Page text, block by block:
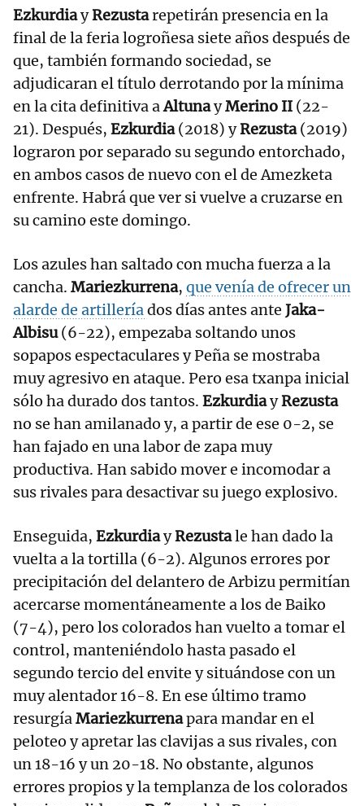
EzkurdiayRezustarepetirán presencia en la
final de la feria logroñesa siete años después de
que, también formando sociedad, se
adjudicaran el título derrotando por la mínima
en la cita definitiva aAltunayMerino II (22-
21). Después, Ezkurdia(2018) yRezusta(2019)
lograron por separado su segundo entorchado,
en ambos casos de nuevo con el de Amezketa
enfrente. Habrá que ver si vuelve a cruzarse en
su camino este domingo.
Los azules han saltado con mucha fuerza a la
cancha. Mariezkurrena, que venía de ofrecer un
alarde de artilleríados días antes ante Jaka-
Albisu(6-22), empezaba soltando unos
sopapos espectaculares y Peña se mostraba
muy agresivo en ataque. Pero esa txanpa inicial
sólo ha durado dos tantos. EzkurdiayRezusta
no se han amilanado y, a partir de ese 0-2, se
han fajado en una labor de zapa muy
productiva. Han sabido mover e incomodar a
sus rivales para desactivar su juego explosivo.
Enseguida, EzkurdiayRezustale han dado la
vuelta a la tortilla (6-2). Algunos errores por
precipitación del delantero de Arbizu permitían
acercarse momentáneamente a los de Baiko
(7-4), pero los colorados han vuelto a tomar el
control, manteniéndolo hasta pasado el
segundo tercio del envite y situándose con un
muy alentador 16-8. En ese último tramo
resurgíaMariezkurrenapara mandar en el
peloteo y apretar las clavijas a sus rivales, con
un 18-16 y un 20-18. No obstante, algunos
errores propios y la templanza de los colorados